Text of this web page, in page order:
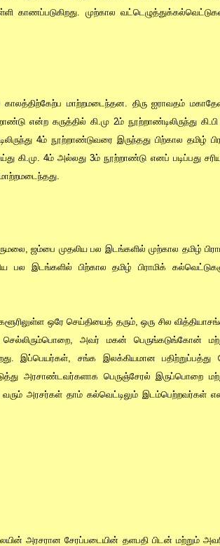
காணப்படுகிறது. முற்கால
காலத்திற்கேற்ப மாற்றமடைந்தன. திரு ஐராவதம்
என்ற கருத்தில் கி.மு 2ம் நூற்றாண்டிலிருந்து
4ம் நூற்றாண்டுவரை இருந்தது பிற்கால தமிழ்
கி.மு. 4ம் அல்லது 3ம் நூற்றாண்டு எனப் படிப்பது
ஜம்பை முதலிய பல இடங்களில் முற்கால தமிழ்
பல இடங்களில் பிற்கால தமிழ் பிராமிக்
ஒரே செய்தியைத் தரும், ஒரு சில
அவர் மகன் பெருங்கடுங்கோன்
இப்பெயர்கள், சங்க இலக்கியமான பதிற்றுப்பத்து
அரசாண்டவர்களாக பெருஞ்சேரல் இருப்பொறை
அரசர்கள் தாம் கல்வெட்டிலும் இடம்பெற்றவர்கள்
அரசரான சேரப்படையின் தளபதி பிடன் மற்றும்